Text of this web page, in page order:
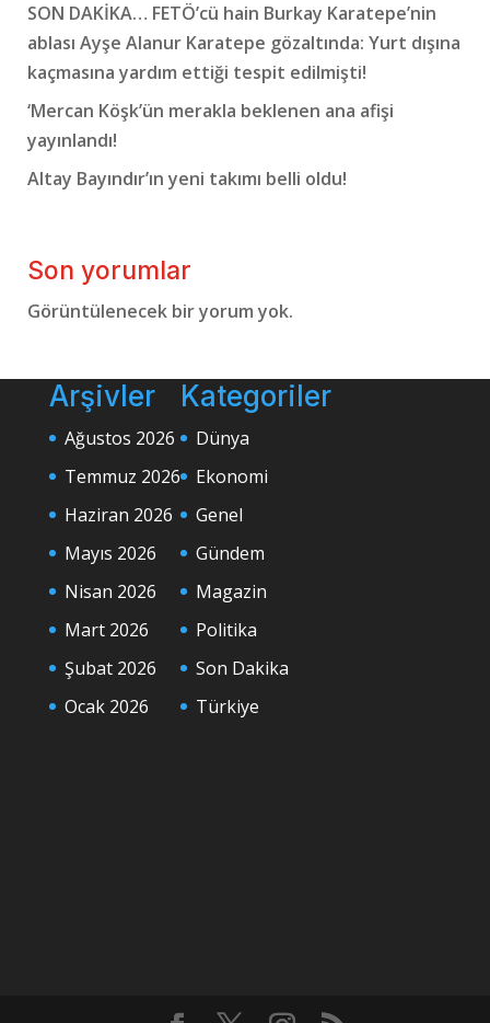
SON DAKİKA… FETÖ’cü hain Burkay Karatepe’nin
ablası Ayşe Alanur Karatepe gözaltında: Yurt dışına
kaçmasına yardım ettiği tespit edilmişti!
‘Mercan Köşk’ün merakla beklenen ana afişi
yayınlandı!
Altay Bayındır’ın yeni takımı belli oldu!
Son yorumlar
Görüntülenecek bir yorum yok.
Arşivler
Ağustos 2026
Temmuz 2026
Haziran 2026
Mayıs 2026
Nisan 2026
Mart 2026
Şubat 2026
Ocak 2026
Kategoriler
Dünya
Ekonomi
Genel
Gündem
Magazin
Politika
Son Dakika
Türkiye